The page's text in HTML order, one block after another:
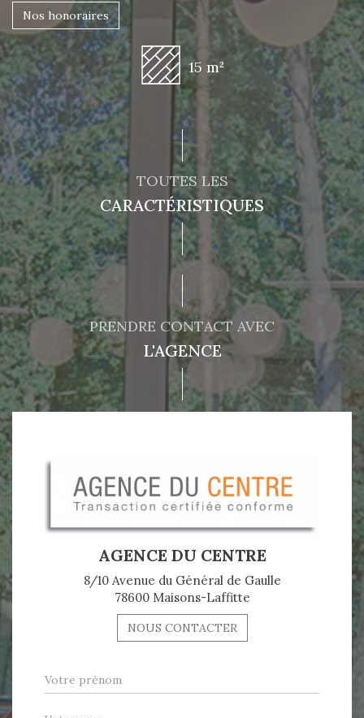
Nos honoraires
15 m²
TOUTES LES
CARACTÉRISTIQUES
PRENDRE CONTACT AVEC
L'AGENCE
AGENCE DU CENTRE
8/10 Avenue du Général de Gaulle
78600 Maisons-Laffitte
NOUS CONTACTER